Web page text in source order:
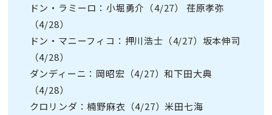
ドン・ラミーロ：小堀勇介（4/27） 荏原孝弥
（4/28）
ドン・マニーフィコ：押川浩士（4/27）坂本伸司
（4/28）
ダンディーニ：岡昭宏（4/27）和下田大典
（4/28）
クロリンダ：楠野麻衣（4/27）米田七海